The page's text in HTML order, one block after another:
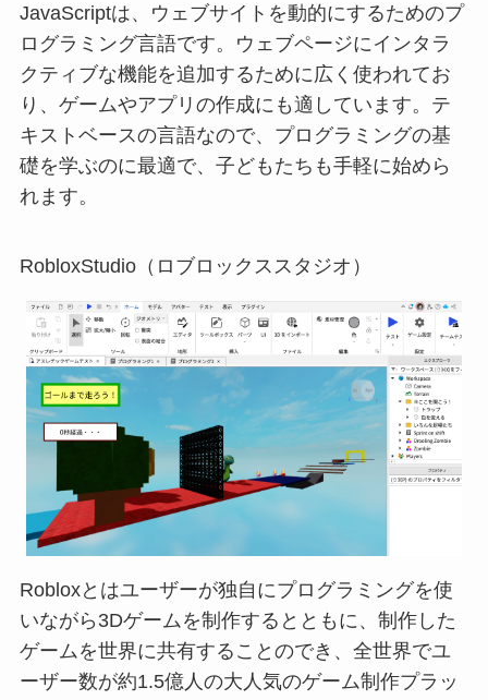
JavaScriptは、ウェブサイトを動的にするためのプ
ログラミング言語です。ウェブページにインタラ
クティブな機能を追加するために広く使われてお
り、ゲームやアプリの作成にも適しています。テ
キストベースの言語なので、プログラミングの基
礎を学ぶのに最適で、子どもたちも手軽に始めら
れます。
RobloxStudio（ロブロックススタジオ）
Robloxとはユーザーが独自にプログラミングを使
いながら3Dゲームを制作するとともに、制作した
ゲームを世界に共有することのでき、全世界でユ
ーザー数が約1.5億人の大人気のゲーム制作プラッ